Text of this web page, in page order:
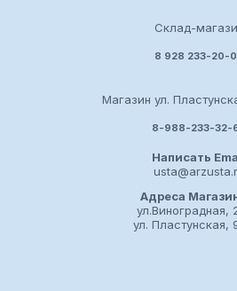
class="redactor-invisible-
space">Длина 6 метров.</
метр.</span></li></ul></
Склад-
8 928 233-20-
Магазин ул.
8-988-233-32-
Написать
Адреса
ул.Виноградная,
ул. Пластунская,